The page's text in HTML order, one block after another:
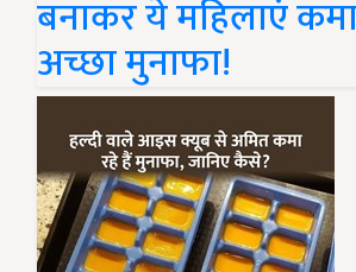
बनाकर ये महिलाएं
अच्छा मुनाफा!